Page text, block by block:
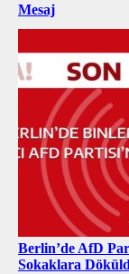
Mesaj
Berlin’de AfD
Sokaklara